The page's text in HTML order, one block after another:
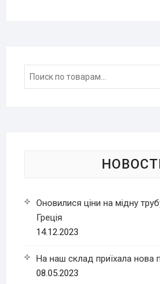
Оновилися ціни на мідну
Греція
14.12.2023
На наш склад приїхала нова
08.05.2023